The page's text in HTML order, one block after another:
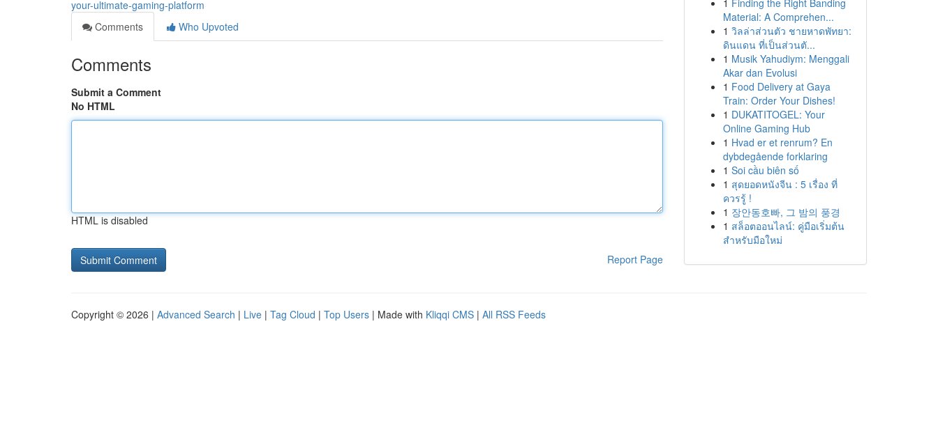
your-ultimate-gaming-platform
Comments
Who Upvoted
Comments
Submit a Comment
No HTML
HTML is disabled
Report Page
1 Finding the Right Banding
Material: A Comprehen...
1 วิลล่าส่วนตัว ชายหาดพัทยา:
ดินแดน ที่เป็นส่วนตั...
1 Musik Yahudiym: Menggali
Akar dan Evolusi
1 Food Delivery at Gaya
Train: Order Your Dishes!
1 DUKATITOGEL: Your
Online Gaming Hub
1 Hvad er et renrum? En
dybdegående forklaring
1 Soi cầu biên số
1 สุดยอดหนังจีน : 5 เรื่อง ที่
ควรรู้ !
1 장안동호빠, 그 밤의 풍경
1 สล็อตออนไลน์: คู่มือเริ่มต้น
สำหรับมือใหม่
Copyright © 2026 | Advanced Search | Live | Tag Cloud | Top Users | Made with Kliqqi CMS | All RSS Feeds